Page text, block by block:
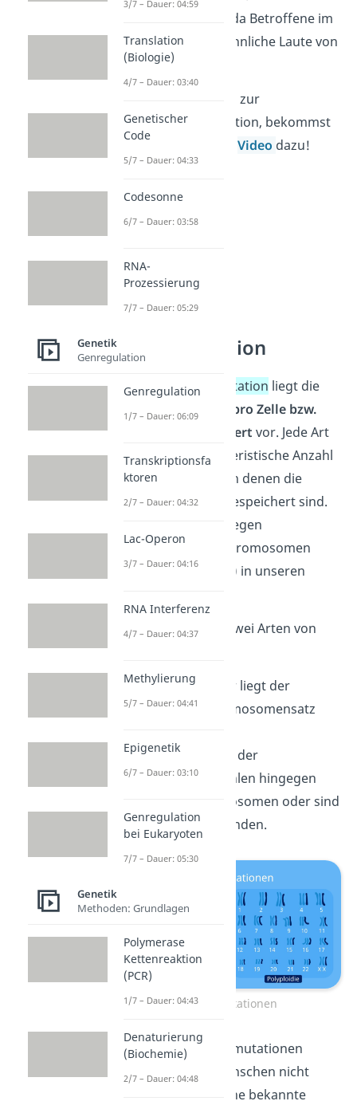
trägt ihren Namen, da Betroffene im
Kindesalter katzenähnliche Laute von
sich geben.
Mehr Informationen zur
Chromosomenmutation, bekommst
du in unserem extraVideo dazu!
Genommutation
Bei einerGenommutation liegt die
Chromosomenzahl pro Zelle bzw.
Organismus verändert vor. Jede Art
besitzt eine charakteristische Anzahl
an Chromosomen, in denen die
Erbinformationen gespeichert sind.
Bei uns Menschen liegen
beispielsweise 46 Chromosomen
(Chromosomensatz
) in unseren
Du unterscheidest zwei Arten von
Polyploidie:
Hier liegt der
komplette Chromosomensatz
Aneuploidie:
Bei der
Mutationsart fehlen hingegen
einzelne Chromosomen oder sind
zusätzlich vorhanden.
Genommutationen
Die meisten Genommutationen
können von uns Menschen nicht
Eine bekannte
3/7 – Dauer: 04:59
Translation
(Biologie)
4/7 – Dauer: 03:40
Genetischer
Code
5/7 – Dauer: 04:33
Codesonne
6/7 – Dauer: 03:58
RNA-
Prozessierung
7/7 – Dauer: 05:29
Genetik
Genregulation
Genregulation
1/7 – Dauer: 06:09
Transkriptionsfa
ktoren
2/7 – Dauer: 04:32
Lac-Operon
3/7 – Dauer: 04:16
RNA Interferenz
4/7 – Dauer: 04:37
Methylierung
5/7 – Dauer: 04:41
Epigenetik
6/7 – Dauer: 03:10
Genregulation
bei Eukaryoten
7/7 – Dauer: 05:30
Genetik
Methoden: Grundlagen
Polymerase
Kettenreaktion
(PCR)
1/7 – Dauer: 04:43
Denaturierung
(Biochemie)
2/7 – Dauer: 04:48